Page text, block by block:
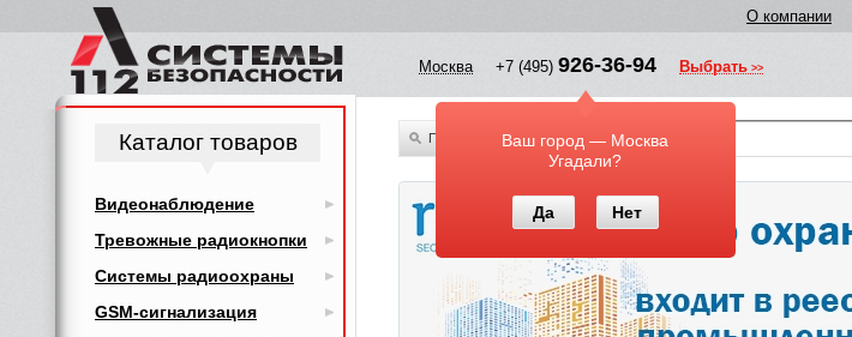
О компании
Москва +7 (495) 926-36-94
Ваш город — Москва
Угадали?
Да Нет
Выбрать
По всему каталогу
Каталог товаров
Видеонаблюдение
Тревожные радиокнопки
Системы радиоохраны
GSM-сигнализация